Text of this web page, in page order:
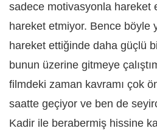
sadece motivasyonla hareket
hareket etmiyor. Bence böyle
hareket ettiğinde daha güçlü
bunun üzerine gitmeye
filmdeki zaman kavramı çok
saatte geçiyor ve ben de
Kadir ile berabermiş hissine